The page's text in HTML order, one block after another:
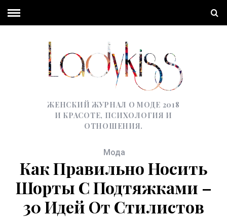
ЖЕНСКИЙ ЖУРНАЛ О МОДЕ 2018
И КРАСОТЕ, ПСИХОЛОГИЯ И
ОТНОШЕНИЯ.
Мода
Как Правильно Носить
Шорты С Подтяжками –
30 Идей От Стилистов